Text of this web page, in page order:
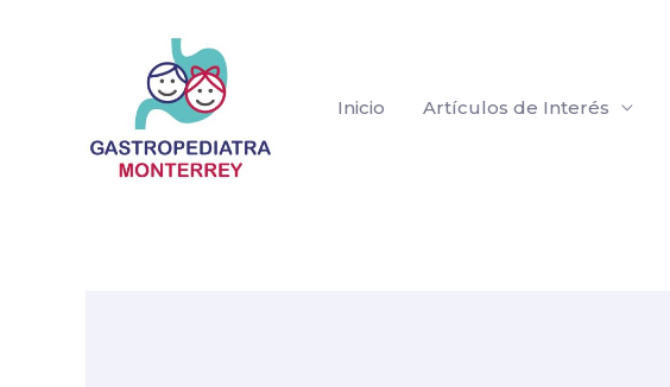
Inicio
Artículos de Interés